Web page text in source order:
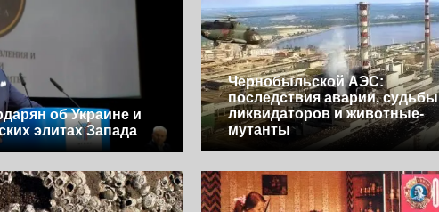
об Украине и
элитах Запада
Чернобыльской АЭС:
последствия аварии, судьбы
ликвидаторов и животные-
мутанты